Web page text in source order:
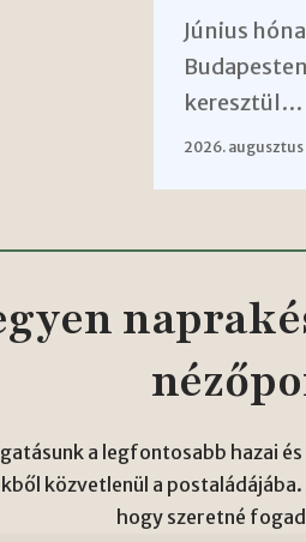
Június
keresztül…
2026. augusztus
a legfontosabb hazai
közvetlenül a
hogy szeretné